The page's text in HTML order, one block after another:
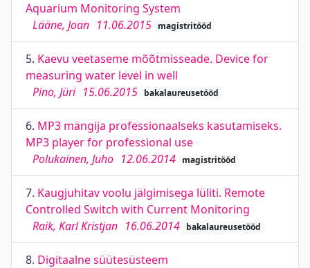
Aquarium Monitoring System
Lääne, Joan 11.06.2015 magistritööd
5. Kaevu veetaseme mõõtmisseade. Device for
measuring water level in well
Pino, Jüri 15.06.2015 bakalaureusetööd
6. MP3 mängija professionaalseks kasutamiseks.
MP3 player for professional use
Polukainen, Juho 12.06.2014 magistritööd
7. Kaugjuhitav voolu jälgimisega lüliti. Remote
Controlled Switch with Current Monitoring
Raik, Karl Kristjan 16.06.2014 bakalaureusetööd
8. Digitaalne süütesüsteem